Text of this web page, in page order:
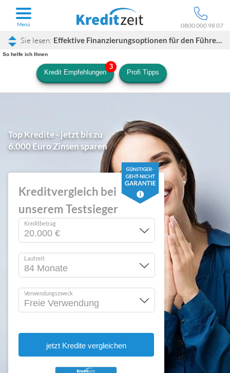
Menü 0800 000 98 07
Effektive Finanzierungsoptionen für den Führerschein
So helfe ich Ihnen
Kredit Empfehlungen Profi Tipps
Top Kredite - jetzt bis zu
6.000 Euro Zinsen sparen
Kreditvergleich bei
unserem Testsieger
Kreditbetrag
Laufzeit
Verwendungszweck
jetzt Kredite vergleichen